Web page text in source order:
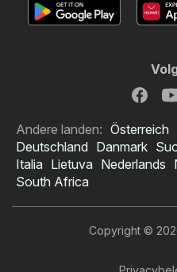
Andere landen: Österreich
Deutschland Danmark
Italia Lietuva Nederlands
South Africa
Copyright ©